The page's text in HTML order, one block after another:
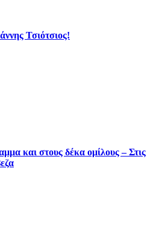
Τσιότσιος!
και στους δέκα ομίλους – Στις